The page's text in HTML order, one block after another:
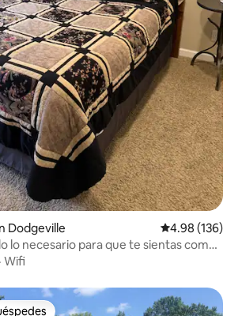
Dodgeville Calificación
4.98 (136)
lo necesario para que te sientas como
· Wifi